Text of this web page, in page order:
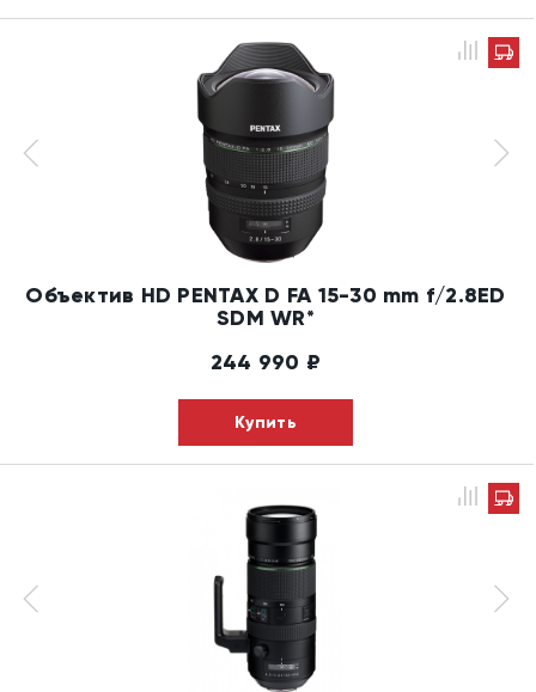
Объектив HD PENTAX D FA 15-30 mm f/2.8ED
SDM WR*
244 990 ₽
Купить